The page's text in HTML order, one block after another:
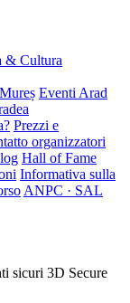
& Cultura
Eventi Arad
Prezzi e
organizzatori
Hall of Fame
Informativa sulla
ANPC · SAL
sicuri 3D Secure